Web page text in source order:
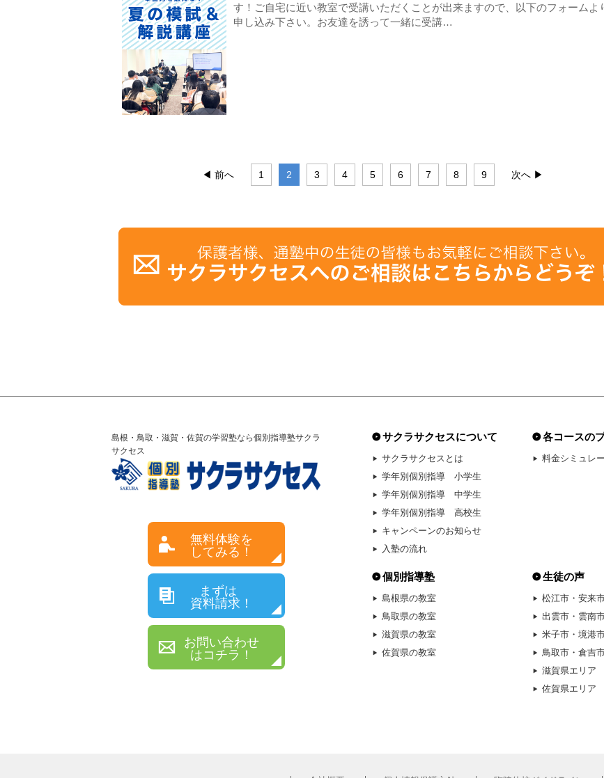
す！ご自宅に近い教室で受講いただくことが出来ますので、以下のフォームよ
申し込み下さい。お友達を誘って一緒に受講…
◀ 前へ 1 2 3 4 5 6 7 8 9 次へ ▶
島根・鳥取・滋賀・佐賀の学習塾なら個別指導塾サクラ
サクセス
無料体験を
してみる！
まずは
資料請求！
お問い合わせ
はコチラ！
サクラサクセスについて
サクラサクセスとは
学年別個別指導 小学生
学年別個別指導 中学生
学年別個別指導 高校生
キャンペーンのお知らせ
入塾の流れ
各コースの
料金シミュレ
個別指導塾
島根県の教室
鳥取県の教室
滋賀県の教室
佐賀県の教室
生徒の声
松江市・安来
出雲市・雲南
米子市・境港
鳥取市・倉吉
滋賀県エリア
佐賀県エリア